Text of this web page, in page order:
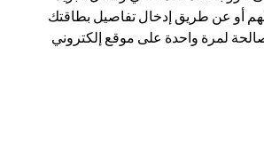
أو عن طريق إدخال تفاصيل بطاقتك
لمرة واحدة على موقع إلكتروني